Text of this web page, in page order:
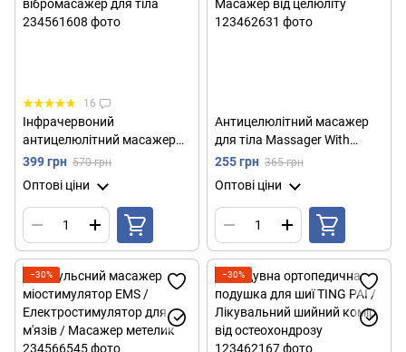
16
Інфрачервоний
антицелюлітний масажер
4в1 Beauty Body Innovation
вібромасажер для тіла
399 грн 570 грн
Оптові ціни
Антицелюлітний масажер
для тіла Massager With
Wheels, від мережі / Ручний
Масажер від целюліту
255 грн 365 грн
Оптові ціни
−30% −30%